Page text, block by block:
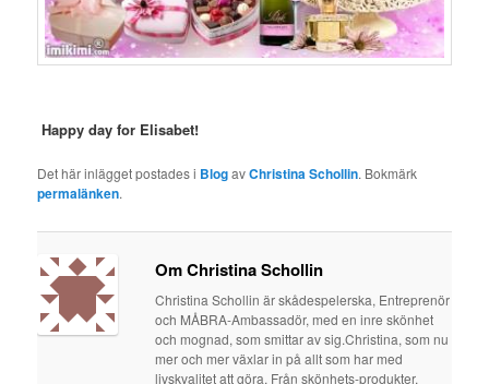
Happy day for Elisabet!
Det här inlägget postades i BlogavChristina Schollin. Bokmärk
permalänken.
Om Christina Schollin
Christina Schollin är skådespelerska, Entreprenör
och MÅBRA-Ambassadör, med en inre skönhet
och mognad, som smittar av sig.Christina, som nu
mer och mer växlar in på allt som har med
livskvalitet att göra. Från skönhets-produkter,